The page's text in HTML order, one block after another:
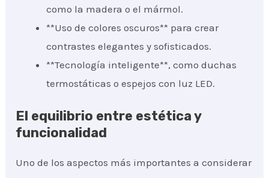
como la madera o el mármol.
**Uso de colores oscuros** para crear
contrastes elegantes y sofisticados.
**Tecnología inteligente**, como duchas
termostáticas o espejos con luz LED.
El equilibrio entre estética y
funcionalidad
Uno de los aspectos más importantes a considerar